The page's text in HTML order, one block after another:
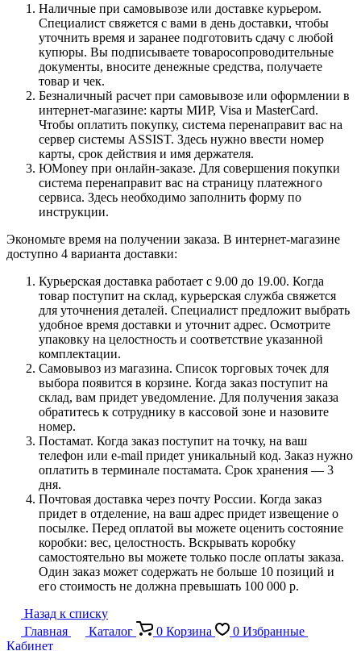
Наличные при самовывозе или доставке курьером.
Специалист свяжется с вами в день доставки, чтобы
уточнить время и заранее подготовить сдачу с любой
купюры. Вы подписываете товаросопроводительные
документы, вносите денежные средства, получаете
товар и чек.
Безналичный расчет при самовывозе или оформлении в
интернет-магазине: карты МИР, Visa и MasterCard.
Чтобы оплатить покупку, система перенаправит вас на
сервер системы ASSIST. Здесь нужно ввести номер
карты, срок действия и имя держателя.
ЮMoney при онлайн-заказе. Для совершения покупки
система перенаправит вас на страницу платежного
сервиса. Здесь необходимо заполнить форму по
инструкции.
Экономьте время на получении заказа. В интернет-магазине
доступно 4 варианта доставки:
Курьерская доставка работает с 9.00 до 19.00. Когда
товар поступит на склад, курьерская служба свяжется
для уточнения деталей. Специалист предложит выбрать
удобное время доставки и уточнит адрес. Осмотрите
упаковку на целостность и соответствие указанной
комплектации.
Самовывоз из магазина. Список торговых точек для
выбора появится в корзине. Когда заказ поступит на
склад, вам придет уведомление. Для получения заказа
обратитесь к сотруднику в кассовой зоне и назовите
номер.
Постамат. Когда заказ поступит на точку, на ваш
телефон или e-mail придет уникальный код. Заказ нужно
оплатить в терминале постамата. Срок хранения — 3
дня.
Почтовая доставка через почту России. Когда заказ
придет в отделение, на ваш адрес придет извещение о
посылке. Перед оплатой вы можете оценить состояние
коробки: вес, целостность. Вскрывать коробку
самостоятельно вы можете только после оплаты заказа.
Один заказ может содержать не больше 10 позиций и
его стоимость не должна превышать 100 000 р.
Назад к списку
Главная
Каталог 0 Корзина 0 Избранные
Кабинет